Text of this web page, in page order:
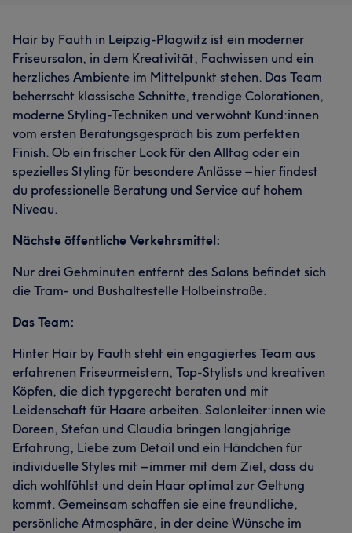
Hair by Fauth in Leipzig-Plagwitz ist ein moderner
Friseursalon, in dem Kreativität, Fachwissen und ein
herzliches Ambiente im Mittelpunkt stehen. Das Team
beherrscht klassische Schnitte, trendige Colorationen,
moderne Styling-Techniken und verwöhnt Kund:innen
vom ersten Beratungsgespräch bis zum perfekten
Finish. Ob ein frischer Look für den Alltag oder ein
spezielles Styling für besondere Anlässe – hier findest
du professionelle Beratung und Service auf hohem
Niveau.
Nächste öffentliche Verkehrsmittel:
Nur drei Gehminuten entfernt des Salons befindet sich
die Tram- und Bushaltestelle Holbeinstraße.
Das Team:
Hinter Hair by Fauth steht ein engagiertes Team aus
erfahrenen Friseurmeistern, Top-Stylists und kreativen
Köpfen, die dich typgerecht beraten und mit
Leidenschaft für Haare arbeiten. Salonleiter:innen wie
Doreen, Stefan und Claudia bringen langjährige
Erfahrung, Liebe zum Detail und ein Händchen für
individuelle Styles mit – immer mit dem Ziel, dass du
dich wohlfühlst und dein Haar optimal zur Geltung
kommt. Gemeinsam schaffen sie eine freundliche,
persönliche Atmosphäre, in der deine Wünsche im